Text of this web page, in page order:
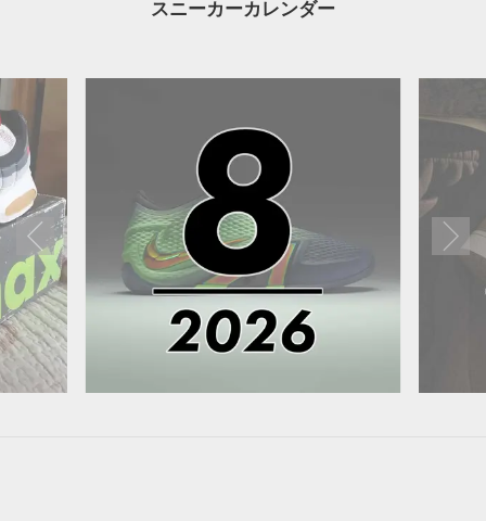
スニーカーカレンダー